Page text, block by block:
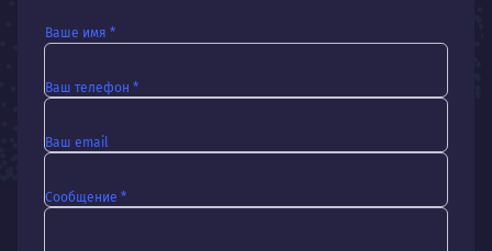
Ваше имя *
Ваш телефон *
Ваш email
Сообщение *